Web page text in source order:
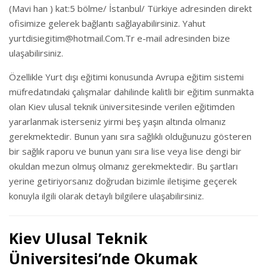
(Mavi han ) kat:5 bölme/ İstanbul/ Türkiye adresinden direkt
ofisimize gelerek bağlantı sağlayabilirsiniz. Yahut
yurtdisiegitim@hotmail.Com.Tr e-mail adresinden bize
ulaşabilirsiniz.
Özellikle Yurt dışı eğitimi konusunda Avrupa eğitim sistemi
müfredatındaki çalışmalar dahilinde kalitli bir eğitim sunmakta
olan Kiev ulusal teknik üniversitesinde verilen eğitimden
yararlanmak isterseniz yirmi beş yaşın altında olmanız
gerekmektedir. Bunun yanı sıra sağlıklı olduğunuzu gösteren
bir sağlık raporu ve bunun yanı sıra lise veya lise dengi bir
okuldan mezun olmuş olmanız gerekmektedir. Bu şartları
yerine getiriyorsanız doğrudan bizimle iletişime geçerek
konuyla ilgili olarak detaylı bilgilere ulaşabilirsiniz.
Kiev Ulusal Teknik
Üniversitesi’nde Okumak